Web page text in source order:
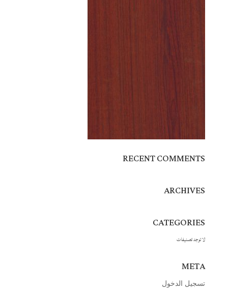
RECENT COMMENTS
ARCHIVES
CATEGORIES
لا توجد تصنيفات
META
تسجيل الدخول